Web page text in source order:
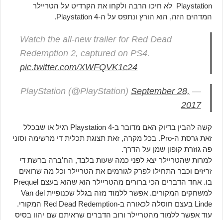
Playstation לא חיכו הרבה ולקחו את הקרדיט על הטריילר
המדהים הזה, הוא הורץ ונתפס על ה-Playstation 4.
Watch the all-new trailer for Red Dead
Redemption 2, captured on PS4.
pic.twitter.com/XWFQVK1c24
— PlayStation (@PlayStation)
September 28,
2017
קשה להבין בדיוק האם מדובר ב-Playstation 4 רגיל או שבכלל
זאת גרסת ה-Pro. בכל מקרה, זאת תצוגת תכלית די מרשימה וסוני
פה גוזרת קופון שמן על הדרך.
למרות שהטריילר יצא לפני כמה שעות בלבד, הח'ברה ברשת די
זריזים וכבר התחילו לפרק לגורמים את הטריילר וכל מה שרואים
בו. אחד הדברים הכי ברורים מהטריילר הוא שהוא בעצם Prequel
למשחקים המקורים. אפשר ללמוד מזה בגלל שכנופיית Van del
Linde בעצם חוסלה לכאורה ב-Red Dead Redemption המקורי.
עוד אפשר ללמוד מהטריילר ורוב הדברים שראיתם שם יהוו בסיס